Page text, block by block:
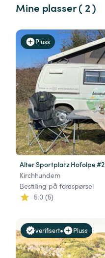
Mine plasser ( 2 )
Pluss
Alter Sportplatz Hofolpe #2
Kirchhundem
Bestilling på forespørsel
5.0 (5)
verifisert• Pluss